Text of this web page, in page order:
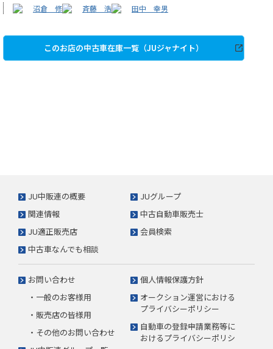
沼倉 修 斉藤 浩 田中 幸男
このお店の中古車在庫一覧（JUジャナイト）
JU中販連の概要
JUグループ
関連情報
中古自動車販売士
JU適正販売店
会員検索
中古車なんでも相談
お問い合わせ
・一般のお客様用
・販売店の皆様用
・その他のお問い合わせ
個人情報保護方針
オークション運営における
プライバシーポリシー
自動車の登録申請業務等に
おけるプライバシーポリシ